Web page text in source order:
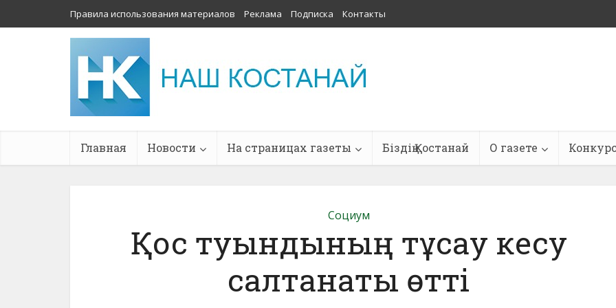
Правила использования материалов Реклама Подписка Контакты
Главная Новости На страницах газеты Біздің Қостанай О газете
Социум
Қос туындының тұсау кесу
салтанаты өтті